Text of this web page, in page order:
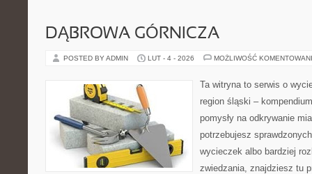
DĄBROWA GÓRNICZA
POSTED BY ADMIN LUT - 4 - 2026 MOŻLIWOŚĆ
Ta witryna to serwis o
region śląski –
pomysły na odkrywanie
potrzebujesz
wycieczek albo bardziej
zwiedzania, znajdziesz tu